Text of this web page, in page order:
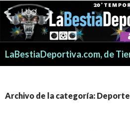
Archivo de la categoría: